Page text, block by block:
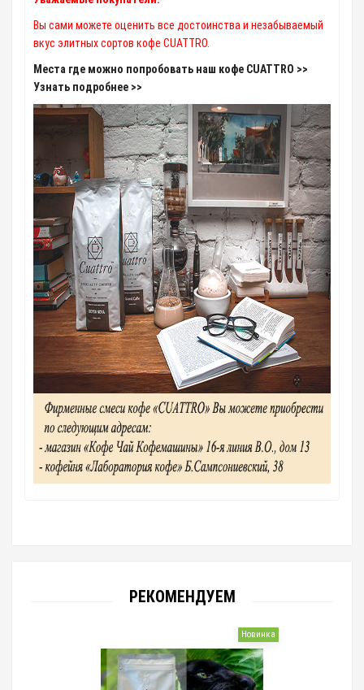
Вы сами можете оценить все достоинства и незабываемый
вкус элитных сортов кофе CUATTRO.
Места где можно попробовать наш кофе CUATTRO >>
Узнать подробнее >>
РЕКОМЕНДУЕМ
Новинка